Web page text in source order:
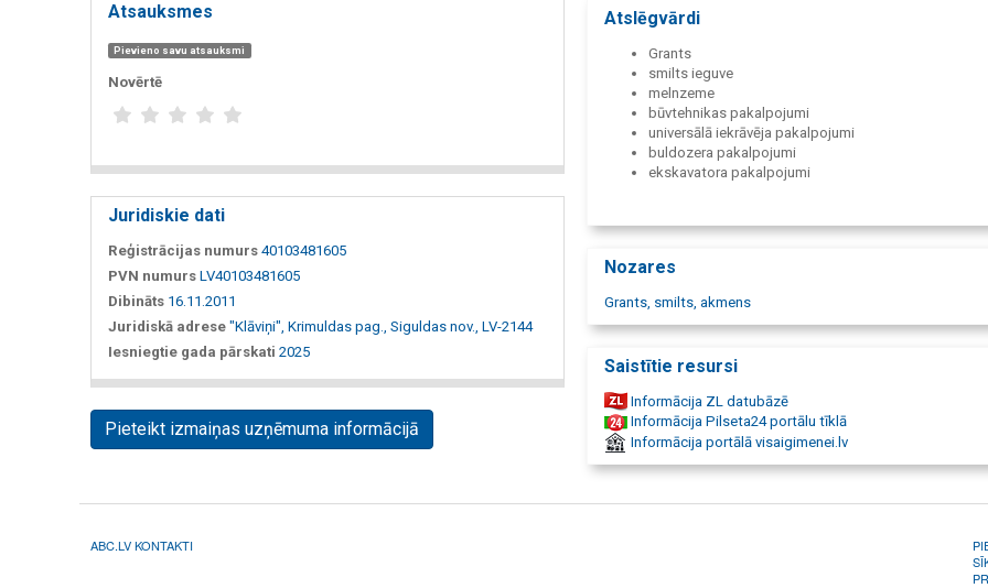
Atsauksmes
Pievieno savu atsauksmi
Novērtē
Juridiskie dati
Reģistrācijas numurs 40103481605
PVN numurs LV40103481605
Dibināts 16.11.2011
Juridiskā adrese "Klāviņi", Krimuldas pag., Siguldas nov., LV-2144
Iesniegtie gada pārskati 2025
Pieteikt izmaiņas uzņēmuma informācijā
Atslēgvārdi
Grants
smilts ieguve
melnzeme
būvtehnikas pakalpojumi
universālā iekrāvēja pakalpojumi
buldozera pakalpojumi
ekskavatora pakalpojumi
smilts piegāde Latvijā
grants ieguve
skvēru būvniecība
smilts ceļu būvniecība
smiltis
smilšu piegāde
piegādā smiltis
Nozares
Grants, smilts, akmens
Saistītie resursi
Informācija ZL datubāzē
Informācija Pilseta24 portālu tīklā
Informācija portālā visaigimenei.lv
ABC.LV KONTAKTI